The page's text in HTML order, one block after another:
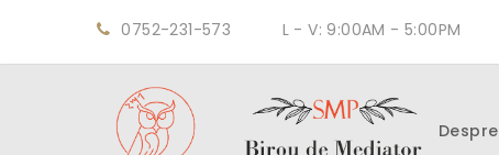
0752-231-573 L - V: 9:00AM - 5:00PM
Despre